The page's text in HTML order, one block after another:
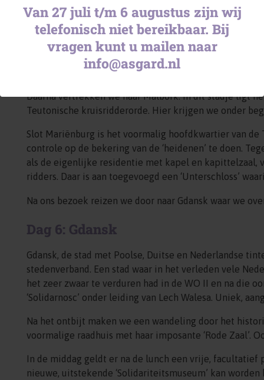
Van 27 juli t/m 6 augustus zijn wij
telefonisch niet bereikbaar. Bij
vragen kunt u mailen naar
info@asgard.nl
Een dag in het teken van de Teutonische orde. We
Duitse Orde is een geestelijke ridderorde ontstaan in
Teutonische Orde en haar ridderschap Teutoonse
We vertrekken op tijd naar Kwidzyn, een stadje
aangelegd. Deze burcht werd gestaag uitgebreid,
Daarna vertrekken we naar Malbork. In dit stadje ligt
Teutonische kruisridderorde. Hier krijgen we onder
Slot Mariënburg is het voormalig hoofdkwartier van
controle op de bekering van de ‘heidenen’ te doen.
als de eigenlijke residentie met kapel en kapittelzaal,
ridders. Daar is aan toegevoegd een ‘Unterschloss’
Na ons bezoek reizen we door naar Gdansk waar we
Dag 6: Gdansk
Gdansk, de stad met Poolse, Duitse en Nederlandse
stedenverband. Een stad waar in het verleden vele
het zeer zwaar te verduren had in de WO II en na die
‘Solidarnosc’ onder leiding van Lech Walesa. Uniek,
Na het ontbijt maken we een wandeling door het
voormalige raadhuis met haar imposante ‘Rode
In de middag geldt er na de lunch een vrije,
nieuwe, uitstekende ‘Solidariteitsmuseum’ kan